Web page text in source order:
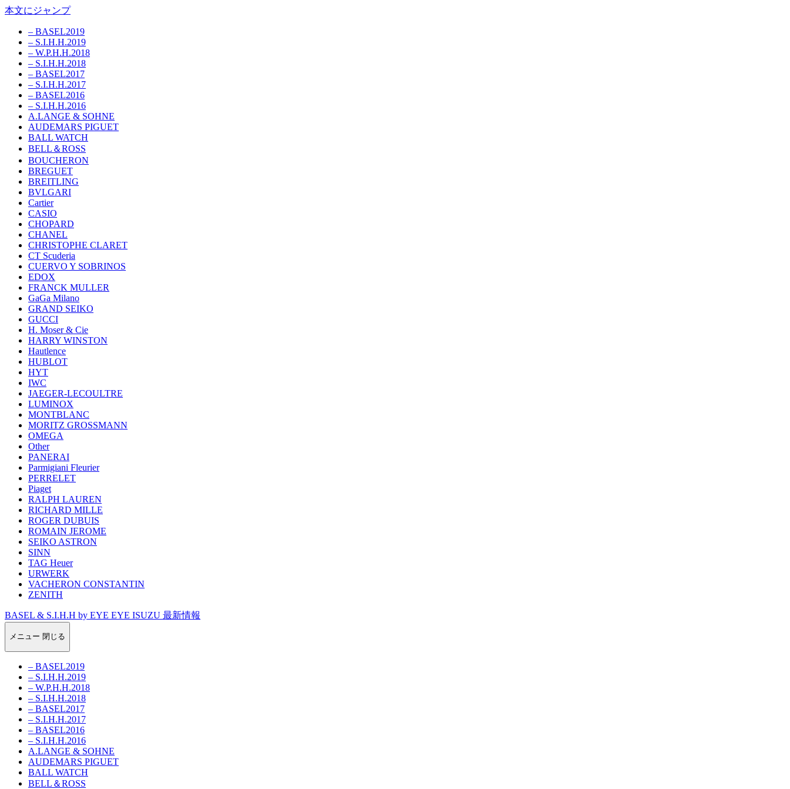
本文にジャンプ
– BASEL2019
– S.I.H.H.2019
– W.P.H.H.2018
– S.I.H.H.2018
– BASEL2017
– S.I.H.H.2017
– BASEL2016
– S.I.H.H.2016
A.LANGE & SOHNE
AUDEMARS PIGUET
BALL WATCH
BELL＆ROSS
BOUCHERON
BREGUET
BREITLING
BVLGARI
Cartier
CASIO
CHOPARD
CHANEL
CHRISTOPHE CLARET
CT Scuderia
CUERVO Y SOBRINOS
EDOX
FRANCK MULLER
GaGa Milano
GRAND SEIKO
GUCCI
H. Moser & Cie
HARRY WINSTON
Hautlence
HUBLOT
HYT
IWC
JAEGER-LECOULTRE
LUMINOX
MONTBLANC
MORITZ GROSSMANN
OMEGA
Other
PANERAI
Parmigiani Fleurier
PERRELET
Piaget
RALPH LAUREN
RICHARD MILLE
ROGER DUBUIS
ROMAIN JEROME
SEIKO ASTRON
SINN
TAG Heuer
URWERK
VACHERON CONSTANTIN
ZENITH
BASEL & S.I.H.H by EYE EYE ISUZU 最新情報
メニュー 閉じる
– BASEL2019
– S.I.H.H.2019
– W.P.H.H.2018
– S.I.H.H.2018
– BASEL2017
– S.I.H.H.2017
– BASEL2016
– S.I.H.H.2016
A.LANGE & SOHNE
AUDEMARS PIGUET
BALL WATCH
BELL＆ROSS